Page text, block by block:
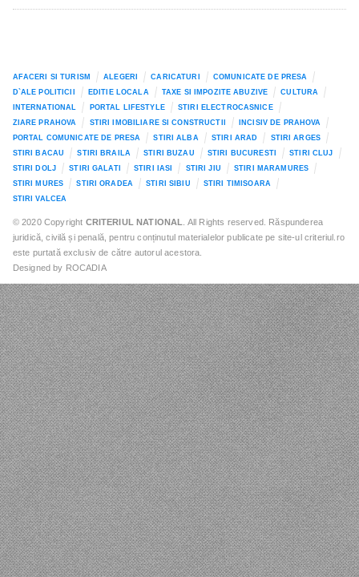
AFACERI SI TURISM ALEGERI CARICATURI
COMUNICATE DE PRESA
D`ALE POLITICII
EDITIE LOCALA TAXE SI IMPOZITE ABUZIVE
CULTURA
INTERNATIONAL
PORTAL LIFESTYLE
STIRI ELECTROCASNICE
ZIARE PRAHOVA
STIRI IMOBILIARE SI CONSTRUCTII
INCISIV DE PRAHOVA
PORTAL COMUNICATE DE PRESA
STIRI ALBA STIRI ARAD
STIRI ARGES
STIRI BACAU
STIRI BRAILA STIRI BUZAU STIRI BUCURESTI
STIRI CLUJ
STIRI DOLJ
STIRI GALATI STIRI IASI STIRI JIU
STIRI MARAMURES
STIRI MURES
STIRI ORADEA STIRI SIBIU
STIRI TIMISOARA
STIRI VALCEA
© 2020 Copyright CRITERIUL NATIONAL . All Rights reserved. Răspunderea
juridică, civilă și penală, pentru conținutul materialelor publicate pe site-ul criteriul.ro
este purtată exclusiv de către autorul acestora.
Designed by ROCADIA